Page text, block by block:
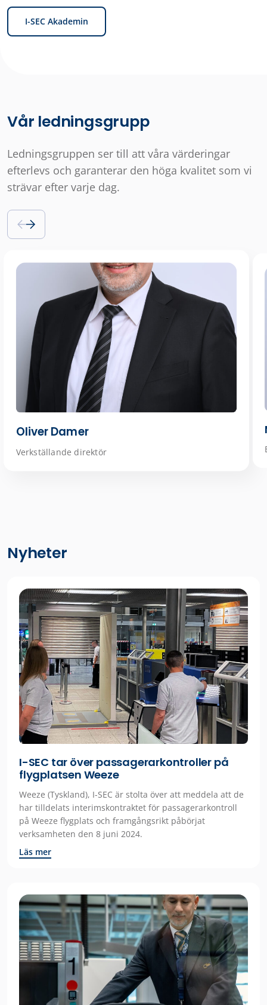
I-SEC Akademin
Vår ledningsgrupp
Ledningsgruppen ser till att våra värderingar
efterlevs och garanterar den höga kvalitet som vi
strävar efter varje dag.
Oliver Damer
Verkställande direktör
Nyheter
I-SEC tar över passagerarkontroller på
flygplatsen Weeze
Weeze (Tyskland), I-SEC är stolta över att meddela att de
har tilldelats interimskontraktet för passagerarkontroll
på Weeze flygplats och framgångsrikt påbörjat
verksamheten den 8 juni 2024.
Läs mer